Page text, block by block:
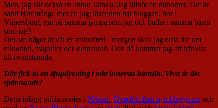
Men, jag bär också en annan känsla. Jag tillhör en minoritet. Det är
sant! Hur många mer än jag; läser den här bloggen, bor i
Vänersborg, går på samma jympa som jag och badar i samma bastu
som jag?
Det om något är väl en minoritet! I morgon skall jag orda lite om
minoritet, majoritetoch demokrati. Och då kommer jag att hänvisa
till ovanstående.
Där fick ni en djupdykning i mitt innersta bastuliv. Visst är det
spännande?
Detta inlägg publicerades i Motion, Överfört från ngn.blogga.nu och